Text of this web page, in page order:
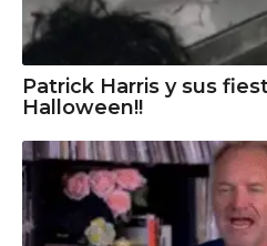
Patrick Harris y sus
Halloween!!